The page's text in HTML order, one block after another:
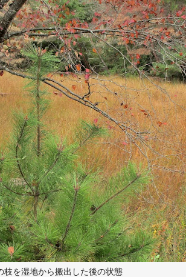
枝を湿地から搬出した後の状態